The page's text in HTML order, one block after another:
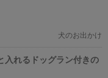
犬のお出かけ
入れるドッグラン付きの